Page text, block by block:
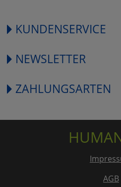
KUNDENSERVICE
NEWSLETTER
ZAHLUNGSARTEN
AGB